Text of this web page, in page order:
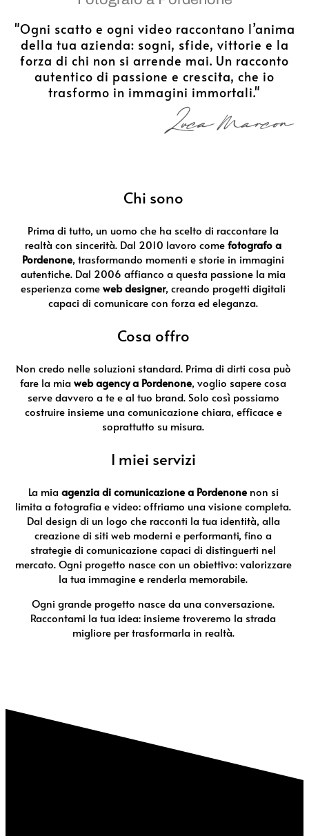
"Ogni scatto e ogni video raccontano l’anima
della tua azienda: sogni, sfide, vittorie e la
forza di chi non si arrende mai. Un racconto
autentico di passione e crescita, che io
trasformo in immagini immortali."
Chi sono
Prima di tutto, un uomo che ha scelto di raccontare la
realtà con sincerità. Dal 2010 lavoro comefotografo a
Pordenone, trasformando momenti e storie in immagini
autentiche. Dal 2006 affianco a questa passione la mia
esperienza comeweb designer, creando progetti digitali
capaci di comunicare con forza ed eleganza.
Cosa offro
Non credo nelle soluzioni standard. Prima di dirti cosa può
fare la miaweb agency a Pordenone, voglio sapere cosa
serve davvero a te e al tuo brand. Solo così possiamo
costruire insieme una comunicazione chiara, efficace e
soprattutto su misura.
I miei servizi
La miaagenzia di comunicazione a Pordenonenon si
limita a fotografia e video: offriamo una visione completa.
Dal design di un logo che racconti la tua identità, alla
creazione di siti web moderni e performanti, fino a
strategie di comunicazione capaci di distinguerti nel
mercato. Ogni progetto nasce con un obiettivo: valorizzare
la tua immagine e renderla memorabile.
Ogni grande progetto nasce da una conversazione.
Raccontami la tua idea: insieme troveremo la strada
migliore per trasformarla in realtà.